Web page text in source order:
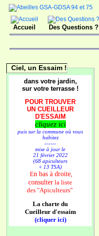
Accueil Des Questions ?
Ciel, un Essaim !
dans votre jardin,
sur votre terrasse !
POUR TROUVER
UN CUEILLEUR
D'ESSAIM
cliquez ici
puis sur la commune où vous
habitez
------
mise à jour le
21 février 2022
(68 apiculteurs
+ 13 TSA)
En bas à droite,
consulter la liste
des "Apiculteurs"
La charte du
Cueilleur d'essaim
(cliquer ici)